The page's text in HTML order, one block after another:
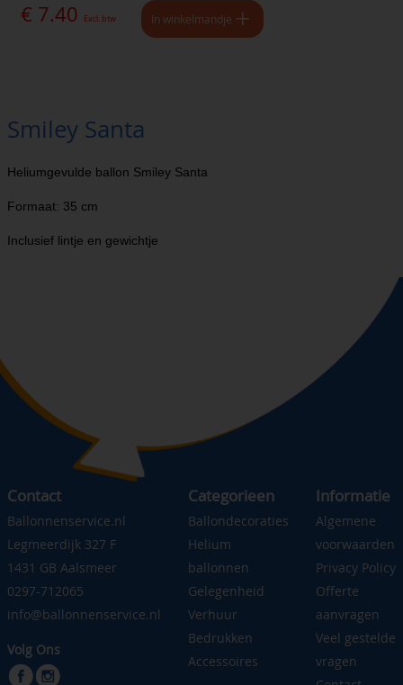
€ 7.40 Excl. btw In winkelmandje
Smiley Santa
Heliumgevulde ballon Smiley Santa
Formaat: 35 cm
Inclusief lintje en gewichtje
Contact
Ballonnenservice.nl
Legmeerdijk 327 F
1431 GB Aalsmeer
0297-712065
info@ballonnenservice.nl
Volg Ons
Categorieen
Ballondecoraties
Helium
ballonnen
Gelegenheid
Verhuur
Bedrukken
Accessoires
Informatie
Algemene
voorwaarden
Privacy Policy
Offerte
aanvragen
Veel gestelde
vragen